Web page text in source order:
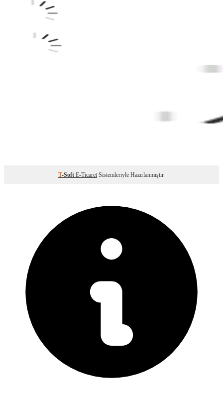
T-Soft E-Ticaret Sistemleriyle Hazırlanmıştır.